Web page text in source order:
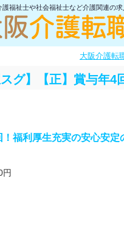
福祉士や社会福祉士など介護関連の求
大阪介護転
スグ】【正】賞与
福利厚生充実の安心安定
円